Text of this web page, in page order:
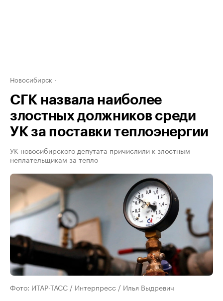
Новосибирск
СГК назвала наиболее
злостных должников среди
УК за поставки теплоэнергии
УК новосибирского депутата причислили к злостным
неплательщикам за тепло
Фото: ИТАР-ТАСС / Интерпресс / Илья Выдревич